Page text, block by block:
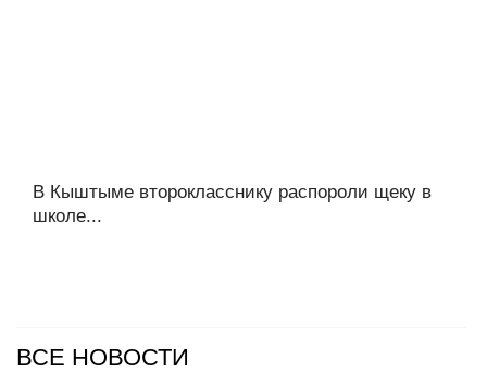
В Кыштыме второкласснику распороли щеку в
школе...
ВСЕ НОВОСТИ